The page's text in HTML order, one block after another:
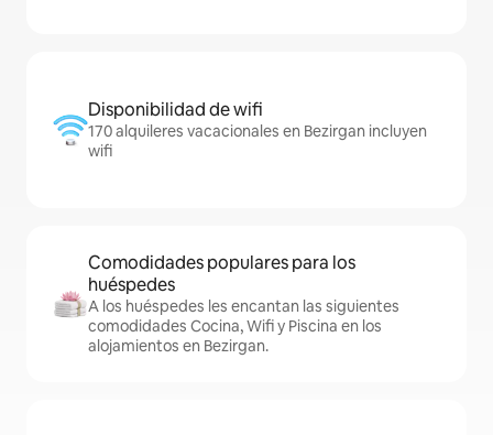
Disponibilidad de wifi
170 alquileres vacacionales en Bezirgan incluyen
wifi
Comodidades populares para los
huéspedes
A los huéspedes les encantan las siguientes
comodidades Cocina, Wifi y Piscina en los
alojamientos en Bezirgan.